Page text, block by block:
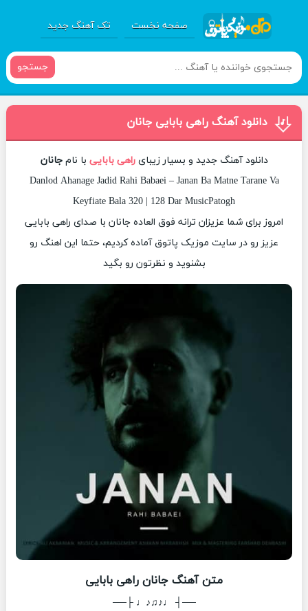
صفحه نخست تک آهنگ جدید
جستجو
دانلود آهنگ راهی بابایی جانان
دانلود آهنگ جدید و بسیار زیبایراهی بابایی با نامجانان
Danlod Ahanage Jadid Rahi Babaei – Janan Ba Matne Tarane Va
Keyfiate Bala 320 | 128 Dar MusicPatogh
امروز برای شما عزیزان ترانه فوق العاده جانان با صدای راهی بابایی
عزیز رو در سایت موزیک پاتوق آماده کردیم، حتما این اهنگ رو
بشنوید و نظرتون رو بگید
متن آهنگ جانان راهی بابایی
──┤ ♩♪♫♪♩ ├──